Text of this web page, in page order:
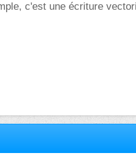
c'est une écriture